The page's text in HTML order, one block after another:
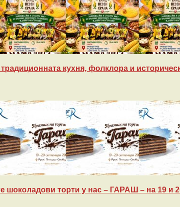
кухня, фолклора и
шоколадови торти у нас – ГАРАШ – на 19 и